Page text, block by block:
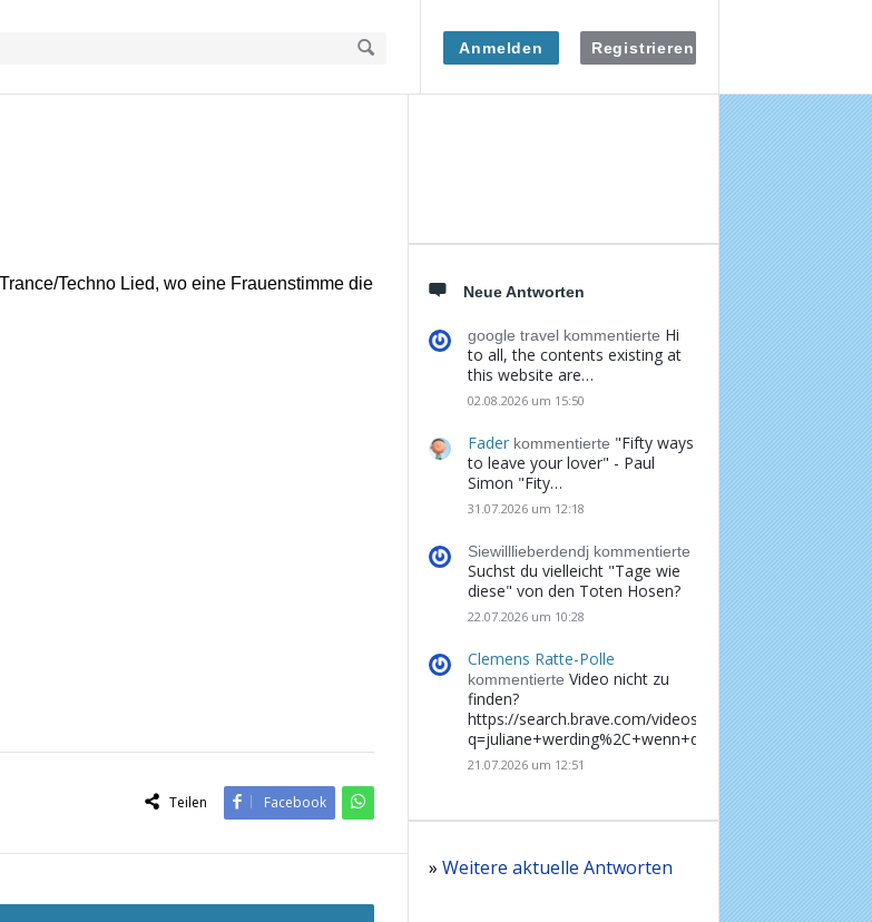
Anmelden Registrieren
Techno Lied, wo eine Frauenstimme die
Teilen Facebook
Seitenleiste
Neue Antworten
google travel kommentierte Hi
to all, the contents existing at
this website are…
02.08.2026 um 15:50
Fader kommentierte "Fifty ways
to leave your lover" - Paul
Simon "Fity…
31.07.2026 um 12:18
Siewilllieberdendj kommentierte
Suchst du vielleicht "Tage wie
diese" von den Toten Hosen?
22.07.2026 um 10:28
Clemens Ratte-Polle
kommentierte Video nicht zu
finden?
https://search.brave.com/videos?
21.07.2026 um 12:51
» Weitere aktuelle Antworten